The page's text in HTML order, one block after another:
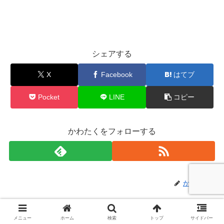
シェアする
X Facebook はてブ
Pocket LINE コピー
かわたくをフォローする
かわたく
関連記事
メニュー ホーム 検索 トップ サイドバー